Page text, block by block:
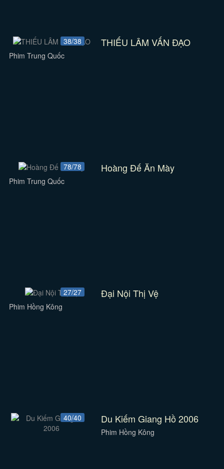
38/38 THIẾU LÂM VẤN ĐẠO
Phim Trung Quốc
78/78 Hoàng Đế Ăn Mày
Phim Trung Quốc
27/27 Đại Nội Thị Vệ
Phim Hồng Kông
40/40 Du Kiếm Giang Hồ 2006
Phim Hồng Kông